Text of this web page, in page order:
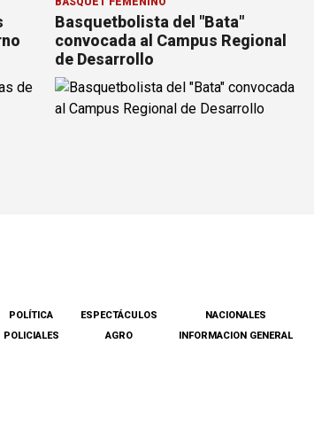
Basquetbolista del "Bata"
convocada al Campus Regional
de Desarrollo
POLÍTICA
POLICIALES
ESPECTÁCULOS
AGRO
NACIONALES
INFORMACION GENERAL